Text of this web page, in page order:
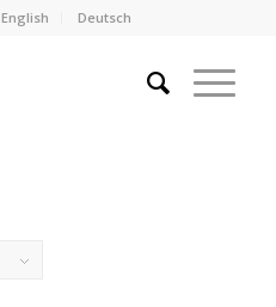
English Deutsch